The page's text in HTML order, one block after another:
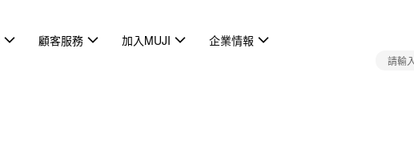
顧客服務 加入MUJI 企業情報